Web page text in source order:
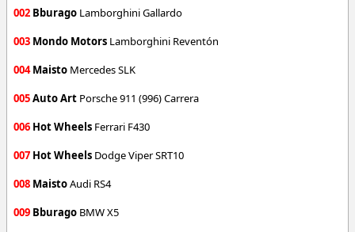
002 Bburago Lamborghini Gallardo
003 Mondo Motors Lamborghini Reventón
004 Maisto Mercedes SLK
005Auto Art Porsche 911 (996) Carrera
006 Hot Wheels Ferrari F430
007 Hot Wheels Dodge Viper SRT10
008 MaistoAudi RS4
009 Bburago BMW X5